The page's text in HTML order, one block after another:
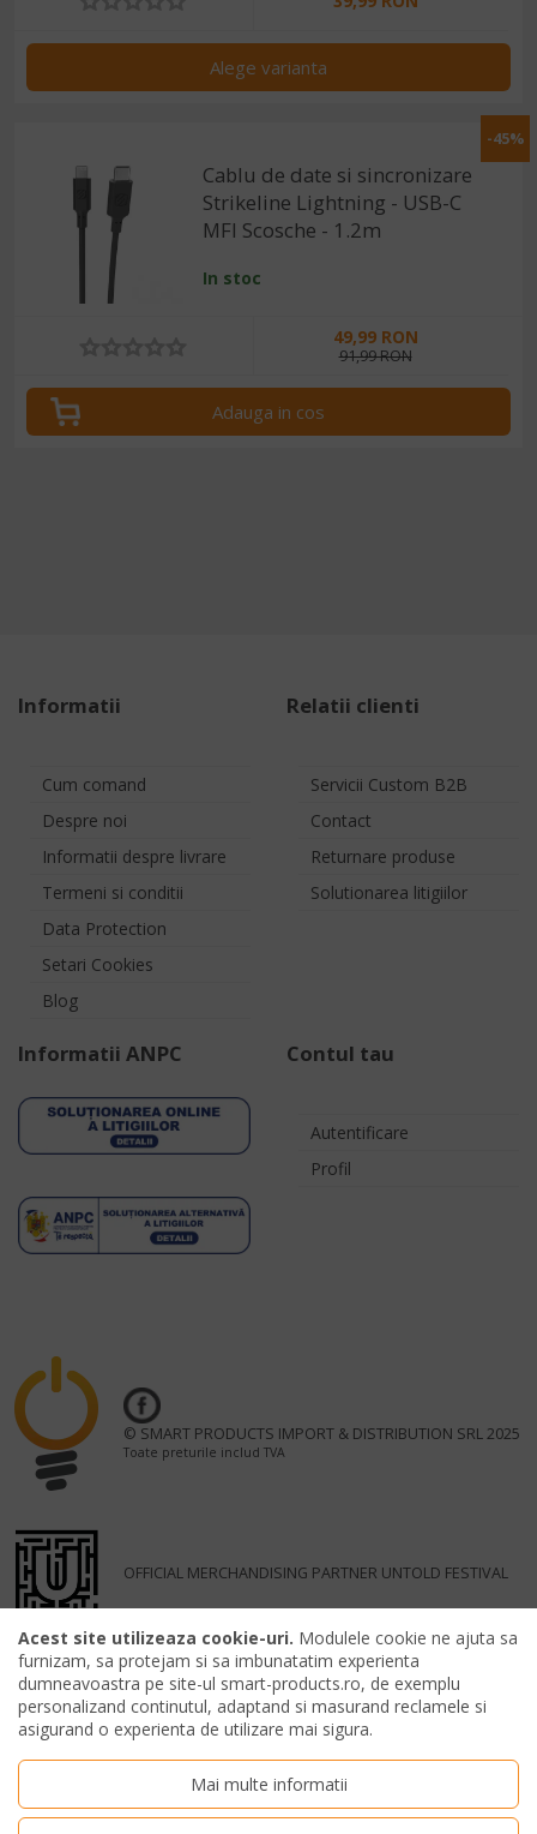
Alege varianta
-45%
Cablu de date si sincronizare
Strikeline Lightning - USB-C
MFI Scosche - 1.2m
In stoc
49,99 RON
91,99 RON
Adauga in cos
Informatii
Cum comand
Despre noi
Informatii despre livrare
Termeni si conditii
Data Protection
Setari Cookies
Blog
Relatii clienti
Servicii Custom B2B
Contact
Returnare produse
Solutionarea litigiilor
Informatii ANPC Contul tau
Autentificare
Profil
© SMART PRODUCTS IMPORT & DISTRIBUTION SRL 2025
Toate preturile includ TVA
OFFICIAL MERCHANDISING PARTNER UNTOLD FESTIVAL
Acest site utilizeaza cookie-uri. Modulele cookie ne ajuta sa
furnizam, sa protejam si sa imbunatatim experienta
dumneavoastra pe site-ul smart-products.ro, de exemplu
personalizand continutul, adaptand si masurand reclamele si
asigurand o experienta de utilizare mai sigura.
Mai multe informatii